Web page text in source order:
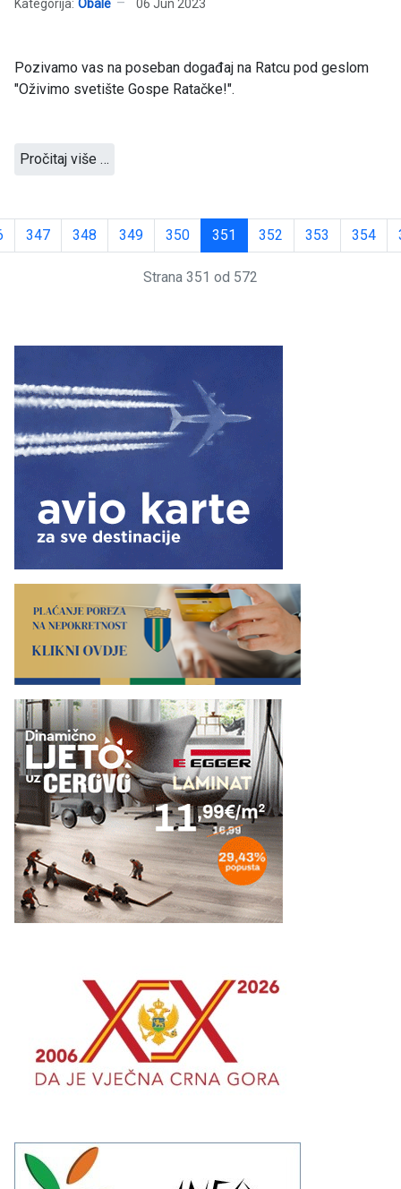
Kategorija: Obale 06 Jun 2023
Pozivamo vas na poseban događaj na Ratcu pod geslom
"Oživimo svetište Gospe Ratačke!".
Pročitaj više …
347 348 349 350 351 352 353 354
Strana 351 od 572